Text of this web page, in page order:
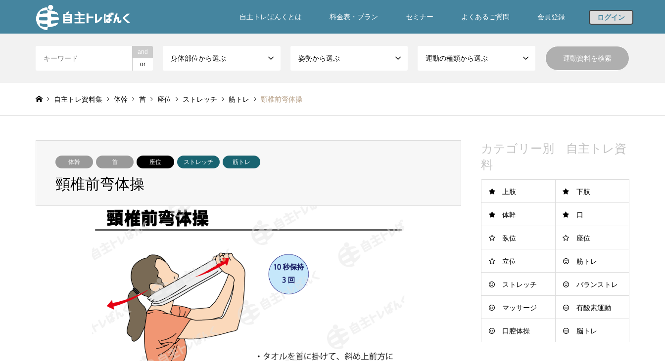
自主トレばんくとは 料金表・プラン セミナー よくあるご質問 会員登録 ログイン
and
or
身体部位から選ぶ 姿勢から選ぶ 運動の種類から選ぶ
自主トレ資料集 体幹 首 座位 ストレッチ 筋トレ 頸椎前弯体操
体幹 首 座位 ストレッチ 筋トレ
頸椎前弯体操
カテゴリー別 自主トレ資
料
上肢 下肢
体幹 口
臥位 座位
立位 筋トレ
ストレッチ バランストレ
ーニング
マッサージ 有酸素運動
口腔体操 脳トレ